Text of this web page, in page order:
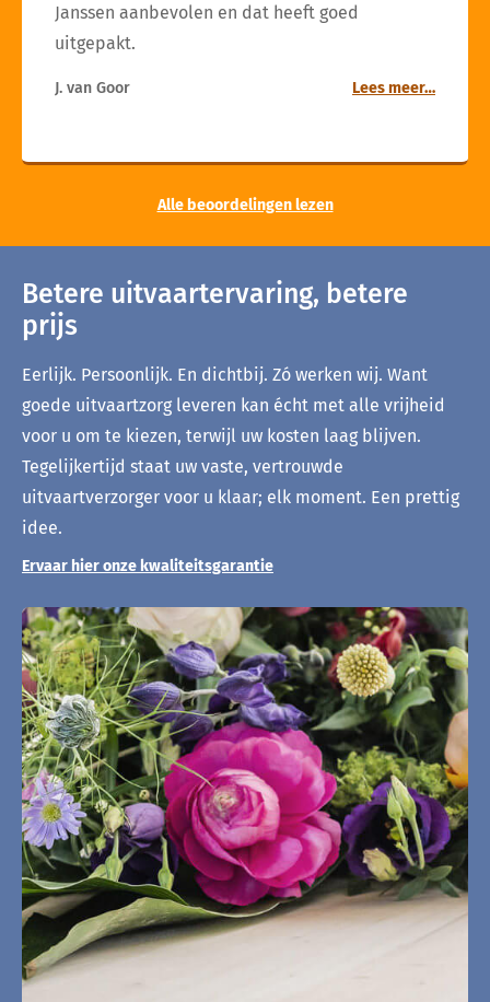
Janssen aanbevolen en dat heeft goed
uitgepakt.
J. van Goor Lees meer…
Alle beoordelingen lezen
Betere uitvaartervaring, betere
prijs
Eerlijk. Persoonlijk. En dichtbij. Zó werken wij. Want
goede uitvaartzorg leveren kan écht met alle vrijheid
voor u om te kiezen, terwijl uw kosten laag blijven.
Tegelijkertijd staat uw vaste, vertrouwde
uitvaartverzorger voor u klaar; elk moment. Een prettig
idee.
Ervaar hier onze kwaliteitsgarantie